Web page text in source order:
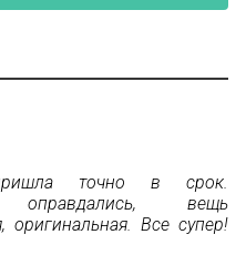
точно в срок.
оправдались, вещь
оригинальная. Все супер!